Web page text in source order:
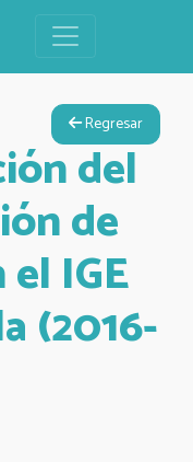
Regresar
del
de
IGE
(2016-